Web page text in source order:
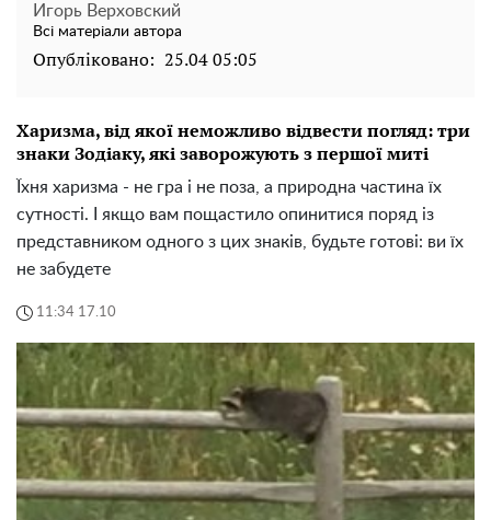
Игорь Верховский
Всі матеріали автора
Опубліковано: 25.04 05:05
Харизма, від якої неможливо відвести погляд: три
знаки Зодіаку, які заворожують з першої миті
Їхня харизма - не гра і не поза, а природна частина їх
сутності. І якщо вам пощастило опинитися поряд із
представником одного з цих знаків, будьте готові: ви їх
не забудете
11:34 17.10